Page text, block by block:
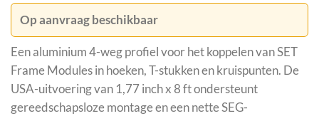
Op aanvraag beschikbaar
Een aluminium 4-weg profiel voor het koppelen van SET
Frame Modules in hoeken, T-stukken en kruispunten. De
USA-uitvoering van 1,77 inch x 8 ft ondersteunt
gereedschapsloze montage en een nette SEG-